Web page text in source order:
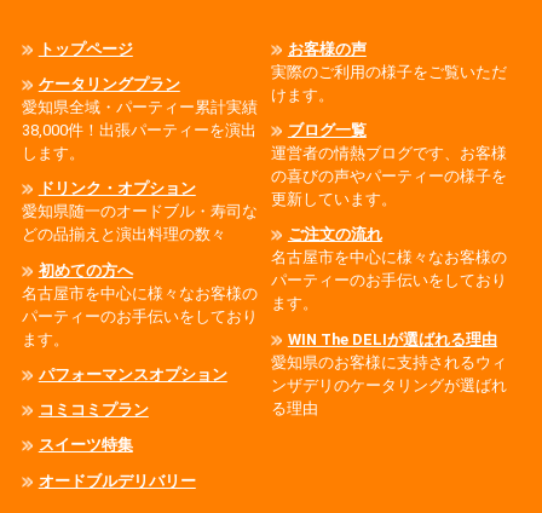
トップページ
ケータリングプラン
愛知県全域・パーティー累計実績
38,000件！出張パーティーを演出
します。
ドリンク・オプション
愛知県随一のオードブル・寿司な
どの品揃えと演出料理の数々
初めての方へ
名古屋市を中心に様々なお客様の
パーティーのお手伝いをしており
ます。
パフォーマンスオプション
コミコミプラン
スイーツ特集
オードブルデリバリー
お客様の声
実際のご利用の様子をご覧いただ
けます。
ブログ一覧
運営者の情熱ブログです、お客様
の喜びの声やパーティーの様子を
更新しています。
ご注文の流れ
名古屋市を中心に様々なお客様の
パーティーのお手伝いをしており
ます。
WIN The DELIが選ばれる理由
愛知県のお客様に支持されるウィ
ンザデリのケータリングが選ばれ
る理由